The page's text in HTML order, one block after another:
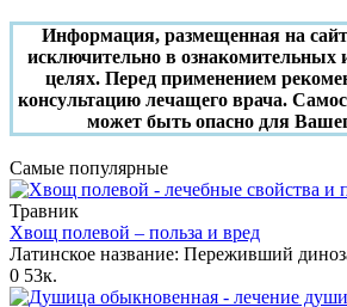
Информация, размещенная на
исключительно в ознакомительных
целях. Перед применением
консультацию лечащего врача.
может быть опасно для
Самые популярные
Травник
Хвощ полевой – польза и вред
Латинское название: Переживший
0 53к.